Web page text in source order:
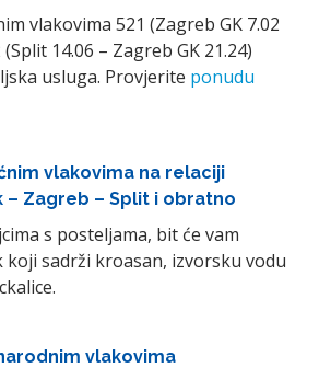
vlakovima 521 (Zagreb GK 7.02
14.06 – Zagreb GK 21.24)
usluga. Provjerite ponudu
vlakovima na relaciji
– Zagreb – Split i obratno
s posteljama, bit će vam
koji sadrži kroasan, izvorsku vodu
vlakovima